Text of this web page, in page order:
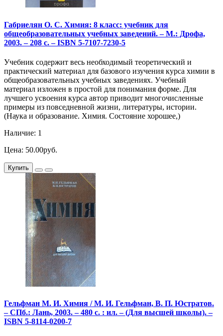
Габриелян О. С. Химия: 8 класс: учебник для
общеобразовательных учебных заведений. – М.: Дрофа,
2003. – 208 с. – ISBN 5-7107-7230-5
Учебник содержит весь необходимый теоретический и
практический материал для базового изучения курса химии в
общеобразовательных учебных заведениях. Учебный
материал изложен в простой для понимания форме. Для
лучшего усвоения курса автор приводит многочисленные
примеры из повседневной жизни, литературы, истории.
(Наука и образование. Химия. Состояние хорошее,)
Наличие: 1
Цена: 50.00руб.
Купить
Гельфман М. И. Химия / М. И. Гельфман, В. П. Юстратов.
– СПб.: Лань, 2003. – 480 с. : ил. – (Для высшей школы). –
ISBN 5-8114-0200-7